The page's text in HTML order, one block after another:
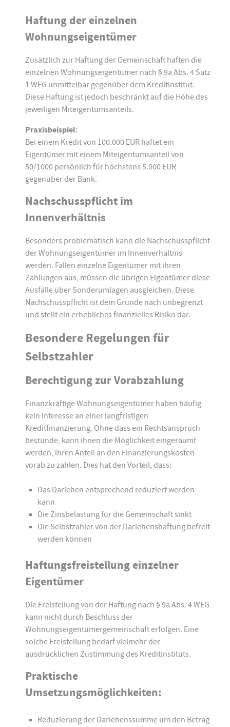
Haftung der einzelnen
Wohnungseigentümer
Zusätzlich zur Haftung der Gemeinschaft haften die
einzelnen Wohnungseigentümer nach § 9a Abs. 4 Satz
1 WEG unmittelbar gegenüber dem Kreditinstitut.
Diese Haftung ist jedoch beschränkt auf die Höhe des
jeweiligen Miteigentumsanteils.
Praxisbeispiel:
Bei einem Kredit von 100.000 EUR haftet ein
Eigentümer mit einem Miteigentumsanteil von
50/1000 persönlich für höchstens 5.000 EUR
gegenüber der Bank.
Nachschusspflicht im
Innenverhältnis
Besonders problematisch kann die Nachschusspflicht
der Wohnungseigentümer im Innenverhältnis
werden. Fallen einzelne Eigentümer mit ihren
Zahlungen aus, müssen die übrigen Eigentümer diese
Ausfälle über Sonderumlagen ausgleichen. Diese
Nachschusspflicht ist dem Grunde nach unbegrenzt
und stellt ein erhebliches finanzielles Risiko dar.
Besondere Regelungen für
Selbstzahler
Berechtigung zur Vorabzahlung
Finanzkräftige Wohnungseigentümer haben häufig
kein Interesse an einer langfristigen
Kreditfinanzierung. Ohne dass ein Rechtsanspruch
bestünde, kann ihnen die Möglichkeit eingeräumt
werden, ihren Anteil an den Finanzierungskosten
vorab zu zahlen. Dies hat den Vorteil, dass:
Das Darlehen entsprechend reduziert werden
kann
Die Zinsbelastung für die Gemeinschaft sinkt
Die Selbstzahler von der Darlehenshaftung befreit
werden können
Haftungsfreistellung einzelner
Eigentümer
Die Freistellung von der Haftung nach § 9a Abs. 4 WEG
kann nicht durch Beschluss der
Wohnungseigentümergemeinschaft erfolgen. Eine
solche Freistellung bedarf vielmehr der
ausdrücklichen Zustimmung des Kreditinstituts.
Praktische
Umsetzungsmöglichkeiten:
Reduzierung der Darlehenssumme um den Betrag